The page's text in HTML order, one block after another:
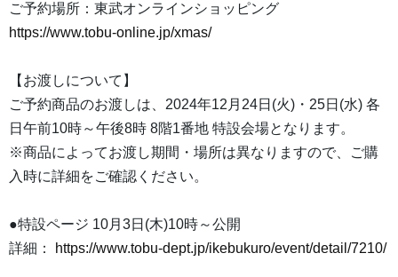
ご予約場所：東武オンラインショッピング
https://www.tobu-online.jp/xmas/
【お渡しについて】
ご予約商品のお渡しは、2024年12月24日(火)・25日(水) 各
日午前10時～午後8時 8階1番地 特設会場となります。
※商品によってお渡し期間・場所は異なりますので、ご購
入時に詳細をご確認ください。
●特設ページ 10月3日(木)10時～公開
詳細：
https://www.tobu-dept.jp/ikebukuro/event/detail/7210/